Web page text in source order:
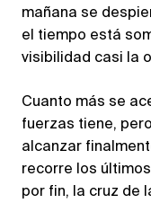
mañana se
el tiempo está
visibilidad casi la
Cuanto más se
fuerzas tiene,
alcanzar
recorre los
por fin, la cruz de